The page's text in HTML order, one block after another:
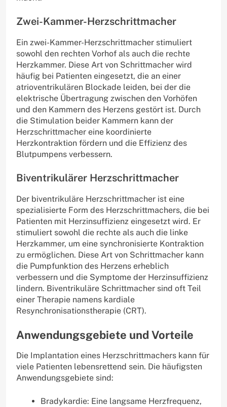
Zwei-Kammer-Herzschrittmacher
Ein zwei-Kammer-Herzschrittmacher stimuliert
sowohl den rechten Vorhof als auch die rechte
Herzkammer. Diese Art von Schrittmacher wird
häufig bei Patienten eingesetzt, die an einer
atrioventrikulären Blockade leiden, bei der die
elektrische Übertragung zwischen den Vorhöfen
und den Kammern des Herzens gestört ist. Durch
die Stimulation beider Kammern kann der
Herzschrittmacher eine koordinierte
Herzkontraktion fördern und die Effizienz des
Blutpumpens verbessern.
Biventrikulärer Herzschrittmacher
Der biventrikuläre Herzschrittmacher ist eine
spezialisierte Form des Herzschrittmachers, die bei
Patienten mit Herzinsuffizienz eingesetzt wird. Er
stimuliert sowohl die rechte als auch die linke
Herzkammer, um eine synchronisierte Kontraktion
zu ermöglichen. Diese Art von Schrittmacher kann
die Pumpfunktion des Herzens erheblich
verbessern und die Symptome der Herzinsuffizienz
lindern. Biventrikuläre Schrittmacher sind oft Teil
einer Therapie namens kardiale
Resynchronisationstherapie (CRT).
Anwendungsgebiete und Vorteile
Die Implantation eines Herzschrittmachers kann für
viele Patienten lebensrettend sein. Die häufigsten
Anwendungsgebiete sind:
Bradykardie: Eine langsame Herzfrequenz,